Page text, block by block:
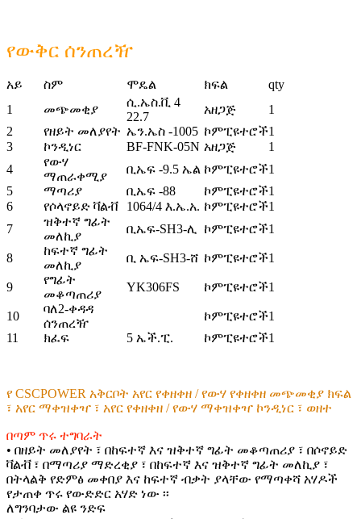
የውቅር ሰንጠረዥ
አይ ስም ሞዴል ክፍል
qty
1
መጭመቂያ
ሲ.ኤስ.ቪ 4
22.7
አዘጋጅ
1
2
የዘይት መለያየት ኤን.ኤስ -1005 ኮምፒዩተሮች1
3
ኮንዲነር BF-FNK-05N አዘጋጅ
1
4
የውሃ
ማጠራቀሚያ
ቢኤፍ -9.5 ኤል ኮምፒዩተሮች1
5
ማጣሪያ ቢኤፍ -88 ኮምፒዩተሮች1
6
የሶላኖይድ ቫልቭ 1064/4 እ.ኤ.አ. ኮምፒዩተሮች1
7
ዝቅተኛ ግፊት
መለኪያ
ቢኤፍ-SH3-ሊ ኮምፒዩተሮች1
8
ከፍተኛ ግፊት
መለኪያ
ቢ ኤፍ-SH3-ሸ ኮምፒዩተሮች1
9
የግፊት
መቆጣጠሪያ
YK306FS ኮምፒዩተሮች1
10
ባለ2-ቀዳዳ
ሰንጠረዥ
ኮምፒዩተሮች1
11
ክፈፍ 5 ኤች.ፒ. ኮምፒዩተሮች1
የ CSCPOWER አቅርቦት አየር የቀዘቀዘ / የውሃ የቀዘቀዘ መጭመቂያ ክፍል
፣ አየር ማቀዝቀዣ ፣ ​​አየር የቀዘቀዘ / የውሃ ማቀዝቀዣ ኮንዲነር ፣ ወዘተ
በጣም ጥሩ ተግባራት
• በዘይት መለያየት ፣ በከፍተኛ እና ዝቅተኛ ግፊት መቆጣጠሪያ ፣ በሶኖይድ
ቫልቭ ፣ በማጣሪያ ማድረቂያ ፣ በከፍተኛ እና ዝቅተኛ ግፊት መለኪያ ፣
በትላልቅ የድምፅ መቀበያ እና ከፍተኛ ብቃት ያላቸው የማጣቀሻ አሃዶች
የታጠቀ ጥሩ የውድድር አሃድ ነው ፡፡
ለግንባታው ልዩ ንድፍ